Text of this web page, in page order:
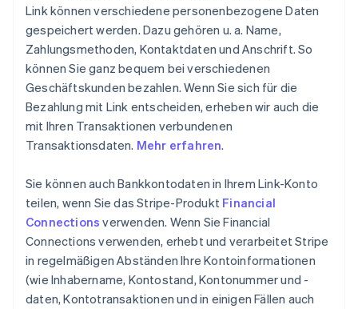
Link können verschiedene personenbezogene Daten
gespeichert werden. Dazu gehören u. a. Name,
Zahlungsmethoden, Kontaktdaten und Anschrift. So
können Sie ganz bequem bei verschiedenen
Geschäftskunden bezahlen. Wenn Sie sich für die
Bezahlung mit Link entscheiden, erheben wir auch die
mit Ihren Transaktionen verbundenen
Transaktionsdaten. Mehr erfahren.
Sie können auch Bankkontodaten in Ihrem Link-Konto
teilen, wenn Sie das Stripe-Produkt Financial
Connections verwenden. Wenn Sie Financial
Connections verwenden, erhebt und verarbeitet Stripe
in regelmäßigen Abständen Ihre Kontoinformationen
(wie Inhabername, Kontostand, Kontonummer und -
daten, Kontotransaktionen und in einigen Fällen auch